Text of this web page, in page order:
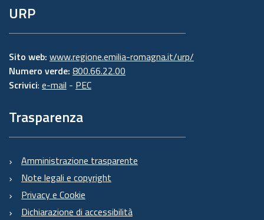
URP
Sito web: www.regione.emilia-romagna.it/urp/
Numero verde: 800.66.22.00
Scrivici: e-mail - PEC
Trasparenza
Amministrazione trasparente
Note legali e copyright
Privacy e Cookie
Dichiarazione di accessibilità